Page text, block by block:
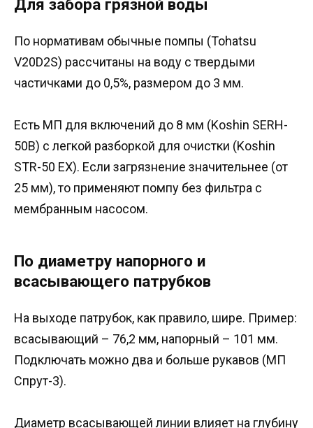
Для забора грязной воды
По нормативам обычные помпы (Tohatsu
V20D2S) рассчитаны на воду с твердыми
частичками до 0,5%, размером до 3 мм.
Есть МП для включений до 8 мм (Koshin SERH-
50B) с легкой разборкой для очистки (Koshin
STR-50 EX). Если загрязнение значительнее (от
25 мм), то применяют помпу без фильтра с
мембранным насосом.
По диаметру напорного и
всасывающего патрубков
На выходе патрубок, как правило, шире. Пример:
всасывающий – 76,2 мм, напорный – 101 мм.
Подключать можно два и больше рукавов (МП
Спрут-3).
Диаметр всасывающей линии влияет на глубину